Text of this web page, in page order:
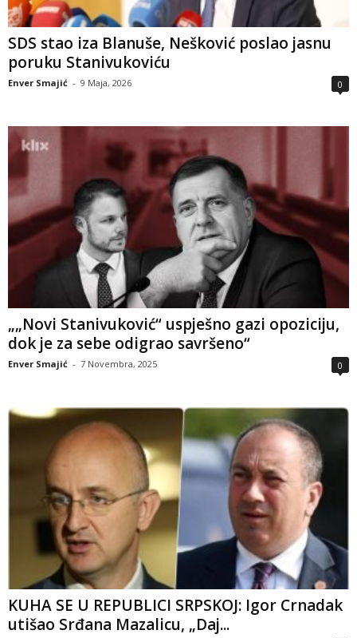
SDS stao iza Blanuše, Nešković poslao jasnu
poruku Stanivukoviću
Enver Smajić - 9 Maja, 2026 0
„„Novi Stanivuković“ uspješno gazi opoziciju,
dok je za sebe odigrao savršeno“
Enver Smajić - 7 Novembra, 2025 0
KUHA SE U REPUBLICI SRPSKOJ: Igor Crnadak
utišao Srđana Mazalicu, „Daj...